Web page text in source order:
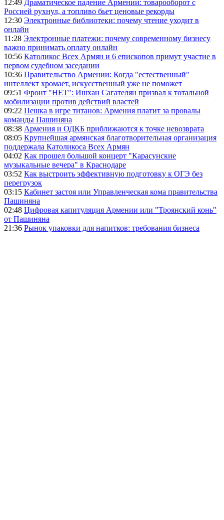
12:49 Драматическое падение Армении: товарооборот с
Россией рухнул, а топливо бьет ценовые рекорды
12:30 Электронные библиотеки: почему чтение уходит в
онлайн
11:28 Электронные платежи: почему современному бизнесу
важно принимать оплату онлайн
10:56 Католикос Всех Армян и 6 епископов примут участие в
первом судебном заседании
10:36 Правительство Армении: Когда "естественный"
интеллект хромает, искусственный уже не поможет
09:51 Фронт "НЕТ": Ишхан Сагателян призвал к тотальной
мобилизации против действий властей
09:22 Пешка в игре титанов: Армения платит за провалы
команды Пашиняна
08:38 Армения и ОДКБ приближаются к точке невозврата
08:05 Крупнейшая армянская благотворительная организация
поддержала Католикоса Всех Армян
04:02 Как прошел большой концерт "Карасунские
музыкальные вечера" в Краснодаре
03:52 Как выстроить эффективную подготовку к ОГЭ без
перегрузок
03:15 Кабинет застоя или Управленческая кома правительства
Пашиняна
02:48 Цифровая капитуляция Армении или "Троянский конь"
от Пашиняна
21:36 Рынок упаковки для напитков: требования бизнеса